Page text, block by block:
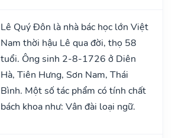
Lê Quý Đôn là nhà bác học lớn Việt
Nam thời hậu Lê qua đời, thọ 58
tuổi. Ông sinh 2-8-1726 ở Diên
Hà, Tiên Hưng, Sơn Nam, Thái
Bình. Một số tác phẩm có tính chất
bách khoa như: Vân đài loại ngữ.